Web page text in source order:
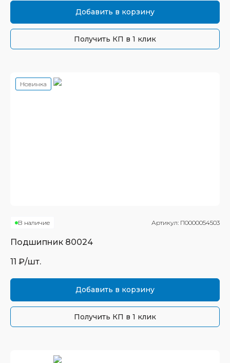
Добавить в корзину
Получить КП в 1 клик
Новинка
В наличие Артикул: П0000054503
Подшипник 80024
11 ₽/шт.
Добавить в корзину
Получить КП в 1 клик